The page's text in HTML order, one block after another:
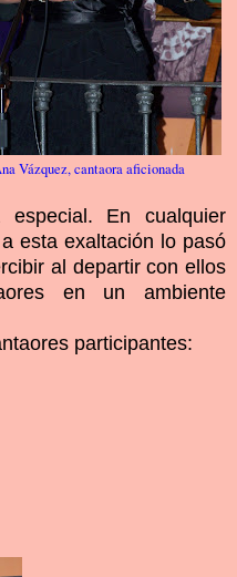
Vázquez, cantaora aficionada
En cualquier
esta exaltación lo pasó
al departir con ellos
en un ambiente
participantes: